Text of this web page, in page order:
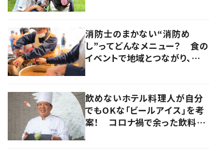
消防士のまかない“消防め
し”ってどんなメニュー？ 食の
イベントで地域とつながり、防
飲めないホテル料理人が自分
でもOKな「ビールアイス」を考
案！ コロナ禍で余った飲料を